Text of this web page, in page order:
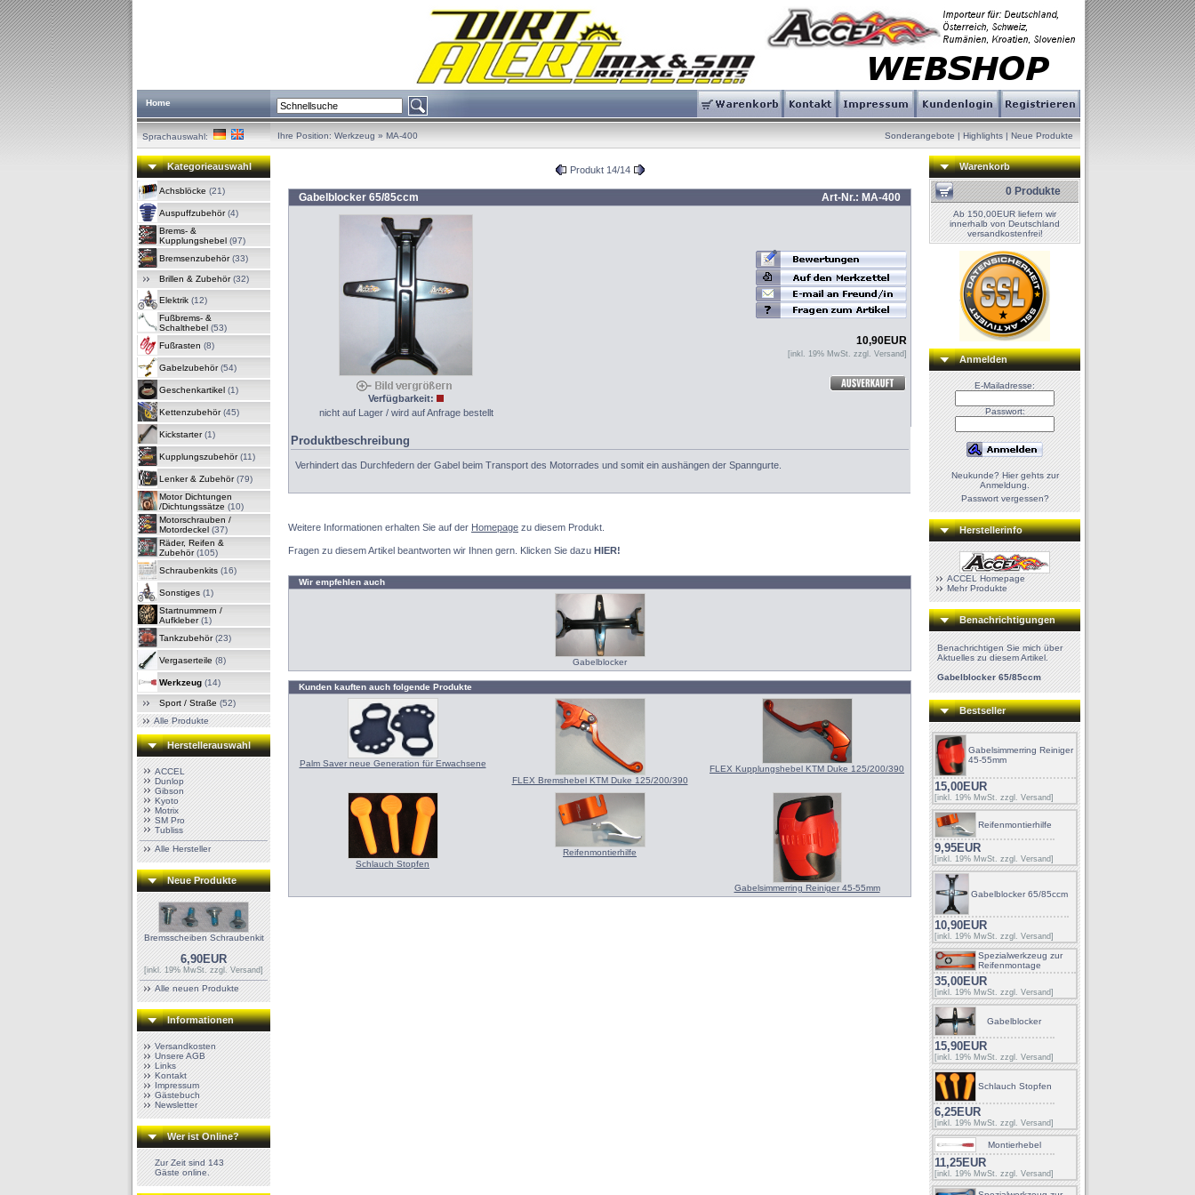
Home
Sprachauswahl: Ihre Position: Werkzeug » MA-400 Sonderangebote | Highlights | Neue Produkte
Kategorieauswahl
Achsblöcke (21)
Auspuffzubehör(4)
Brems- &
Kupplungshebel (97)
Bremsenzubehör(33)
Brillen & Zubehör(32)
Elektrik (12)
Fußbrems- &
Schalthebel (53)
Fußrasten (8)
Gabelzubehör(54)
Geschenkartikel (1)
Kettenzubehör(45)
Kickstarter(1)
Kupplungszubehör(11)
Lenker & Zubehör(79)
Motor Dichtungen
/Dichtungssätze (10)
Motorschrauben /
Motordeckel (37)
Räder, Reifen &
Zubehör(105)
Schraubenkits (16)
Sonstiges (1)
Startnummern /
Aufkleber(1)
Tankzubehör(23)
Vergaserteile (8)
Werkzeug (14)
Sport / Straße (52)
Alle Produkte
Herstellerauswahl
ACCEL
Dunlop
Gibson
Kyoto
Motrix
SM Pro
Tubliss
Alle Hersteller
Neue Produkte
Bremsscheiben Schraubenkit
6,90EUR
[inkl. 19% MwSt. zzgl.Versand]
Alle neuen Produkte
Informationen
Versandkosten
Unsere AGB
Links
Kontakt
Impressum
Gästebuch
Newsletter
Wer ist Online?
Zur Zeit sind 143
Gäste online.
Produkt 14/14
Gabelblocker 65/85ccm Art-Nr.: MA-400
Verfügbarkeit:
nicht auf Lager / wird auf Anfrage bestellt
10,90EUR
[inkl. 19% MwSt. zzgl. Versand]
Produktbeschreibung
Verhindert das Durchfedern der Gabel beim Transport des Motorrades und somit ein aushängen der Spanngurte.
Weitere Informationen erhalten Sie auf der Homepage zu diesem Produkt.
Fragen zu diesem Artikel beantworten wir Ihnen gern. Klicken Sie dazu HIER!
Wir empfehlen auch
Gabelblocker
Kunden kauften auch folgende Produkte
Palm Saver neue Generation für Erwachsene
FLEX Bremshebel KTM Duke 125/200/390
FLEX Kupplungshebel KTM Duke 125/200/390
Schlauch Stopfen
Reifenmontierhilfe
Gabelsimmerring Reiniger 45-55mm
Warenkorb
0 Produkte
Ab 150,00EUR liefern wir
innerhalb von Deutschland
versandkostenfrei!
Anmelden
E-Mailadresse:
Passwort:
Neukunde? Hier gehts zur
Anmeldung.
Passwort vergessen?
Herstellerinfo
ACCEL Homepage
Mehr Produkte
Benachrichtigungen
Benachrichtigen Sie mich über
Aktuelles zu diesem Artikel.
Gabelblocker 65/85ccm
Bestseller
Gabelsimmerring Reiniger
45-55mm
15,00EUR
[inkl. 19% MwSt. zzgl. Versand]
Reifenmontierhilfe
9,95EUR
[inkl. 19% MwSt. zzgl. Versand]
Gabelblocker 65/85ccm
10,90EUR
[inkl. 19% MwSt. zzgl. Versand]
Spezialwerkzeug zur
Reifenmontage
35,00EUR
[inkl. 19% MwSt. zzgl. Versand]
Gabelblocker
15,90EUR
[inkl. 19% MwSt. zzgl. Versand]
Schlauch Stopfen
6,25EUR
[inkl. 19% MwSt. zzgl. Versand]
Montierhebel
11,25EUR
[inkl. 19% MwSt. zzgl. Versand]